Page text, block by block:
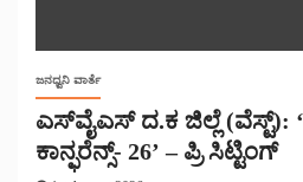
ಜನಧ್ವನಿ ವಾರ್ತೆ
ಎಸ್‌ವೈಎಸ್ ದ.ಕ ಜಿಲ್ಲೆ (ವೆಸ್ಟ್):
ಕಾನ್ಫರೆನ್ಸ್- 26’ – ಪ್ರಿ ಸಿಟ್ಟಿಂಗ್